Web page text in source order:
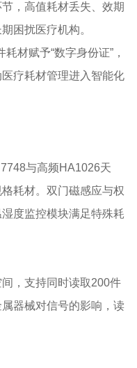
，高值耗材丢失、效期
困扰医疗机构。
材赋予“数字身份证”，
疗耗材管理进入智能化
与高频HA1026天
耗材。双门磁感应与权
度监控模块满足特殊耗
，支持同时读取200件
器械对信号的影响，读